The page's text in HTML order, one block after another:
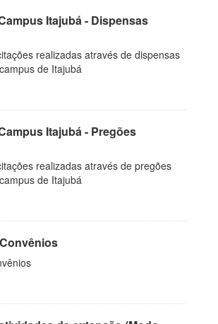
Itajubá - Dispensas
realizadas através de dispensas
de Itajubá
Itajubá - Pregões
realizadas através de pregões
de Itajubá